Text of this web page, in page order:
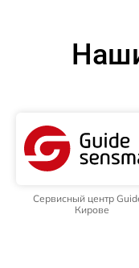
Сервисный центр
Кирове